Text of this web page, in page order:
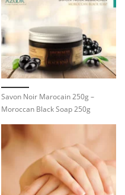
Savon Noir Marocain 250g –
Moroccan Black Soap 250g